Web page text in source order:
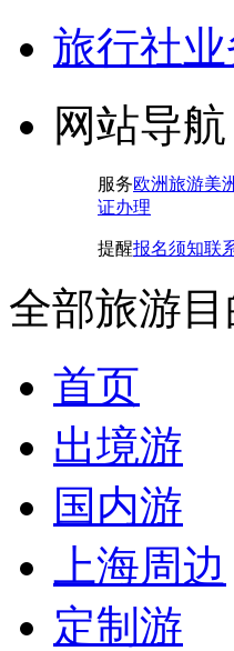
旅行社
网站导航
服务欧洲旅游美
证办理
提醒报名须知联
全部旅游
首页
出境游
国内游
上海周边
定制游